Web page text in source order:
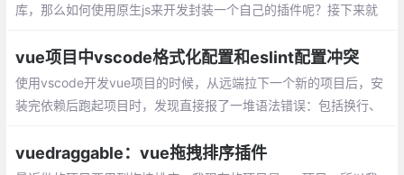
库，那么如何使用原生js来开发封装一个自己的插件呢？接下来就
vue项目中vscode格式化配置和eslint配置冲突
使用vscode开发vue项目的时候，从远端拉下一个新的项目后，安
装完依赖后跑起项目时，发现直接报了一堆语法错误：包括换行、
vuedraggable：vue拖拽排序插件